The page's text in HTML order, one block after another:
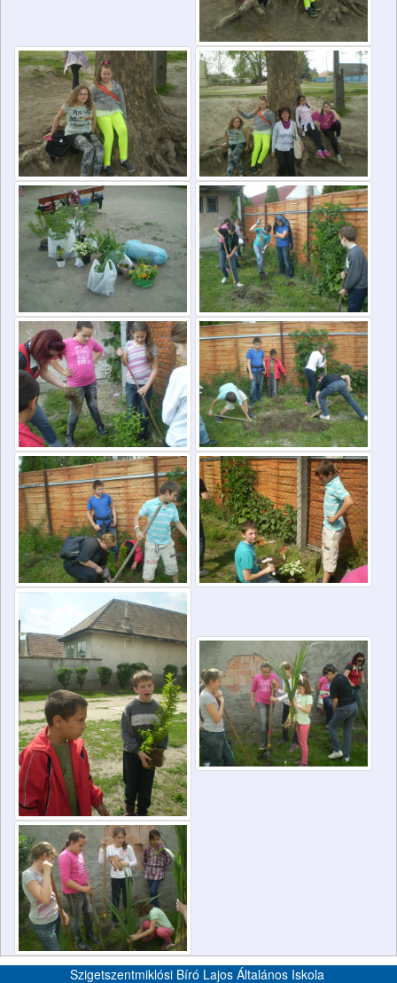
Szigetszentmiklósi Bíró Lajos Általános Iskola